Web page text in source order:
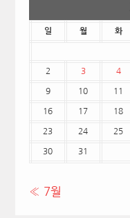
일 월 화
2 3 4
9 10 11
16 17 18
23 24 25
30 31
« 7월